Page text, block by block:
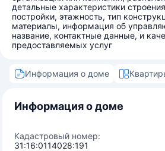
детальные характеристики
постройки, этажность, тип
материалы, информация об
название, контактные данные, и
предоставляемых услуг
Информация о доме
Информация о доме
Кадастровый номер:
31:16:0114028:191